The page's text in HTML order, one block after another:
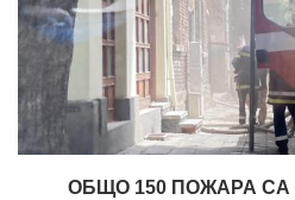
ОБЩО 150 ПОЖАРА